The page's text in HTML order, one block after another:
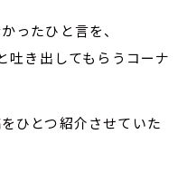
ったひと言を、
吐き出してもらうコーナ
ひとつ紹介させていた